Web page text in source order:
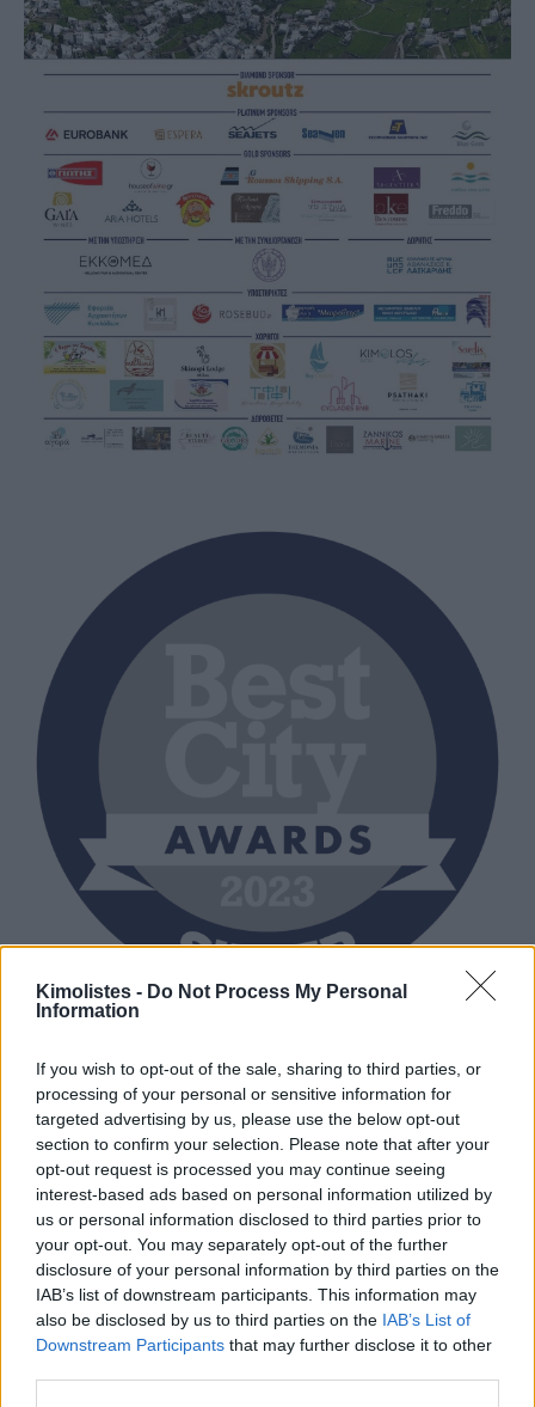
Kimolistes - Do Not Process My Personal
Information
If you wish to opt-out of the sale, sharing to third parties, or
processing of your personal or sensitive information for
targeted advertising by us, please use the below opt-out
section to confirm your selection. Please note that after your
opt-out request is processed you may continue seeing
interest-based ads based on personal information utilized by
us or personal information disclosed to third parties prior to
your opt-out. You may separately opt-out of the further
disclosure of your personal information by third parties on the
IAB’s list of downstream participants. This information may
also be disclosed by us to third parties on the IAB’s List of
Downstream Participants that may further disclose it to other